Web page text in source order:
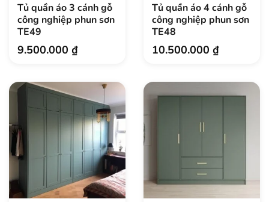
Tủ quần áo 3 cánh gỗ
công nghiệp phun sơn
TE49
9.500.000 ₫
Tủ quần áo 4 cánh gỗ
công nghiệp phun sơn
TE48
10.500.000 ₫